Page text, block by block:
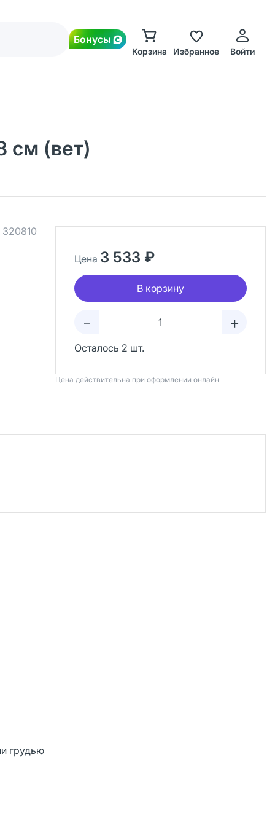
Бонусы
Корзина Избранное Войти
см (вет)
320810
Цена 3 533 ₽
В корзину
– +
Осталось 2 шт.
Цена действительна при оформлении онлайн
грудью